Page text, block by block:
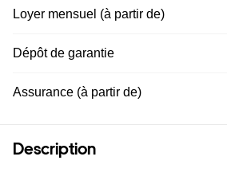
Loyer mensuel (à partir de)
Dépôt de garantie
Assurance (à partir de)
Description